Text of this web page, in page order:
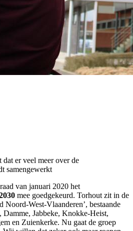
er veel meer over de
samengewerkt
van januari 2020 het
mee goedgekeurd. Torhout zit in de
Noord-West-Vlaanderen’, bestaande
Damme, Jabbeke, Knokke-Heist,
en Zuienkerke. Nu gaat de groep